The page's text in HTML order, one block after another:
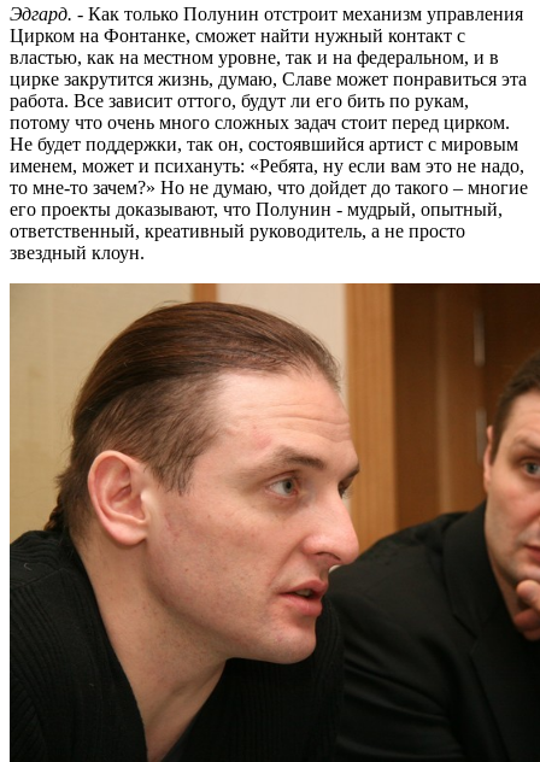
Эдгард. - Как только Полунин отстроит механизм управления
Цирком на Фонтанке, сможет найти нужный контакт с
властью, как на местном уровне, так и на федеральном, и в
цирке закрутится жизнь, думаю, Славе может понравиться эта
работа. Все зависит оттого, будут ли его бить по рукам,
потому что очень много сложных задач стоит перед цирком.
Не будет поддержки, так он, состоявшийся артист с мировым
именем, может и психануть: «Ребята, ну если вам это не надо,
то мне-то зачем?» Но не думаю, что дойдет до такого – многие
его проекты доказывают, что Полунин - мудрый, опытный,
ответственный, креативный руководитель, а не просто
звездный клоун.